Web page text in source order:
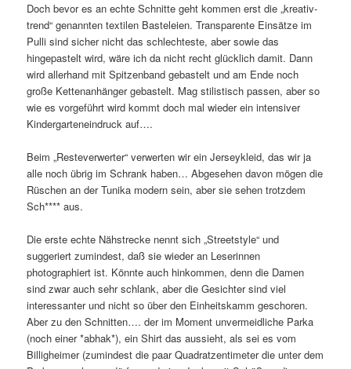
Doch bevor es an echte Schnitte geht kommen erst die „kreativ-
trend“ genannten textilen Basteleien. Transparente Einsätze im
Pulli sind sicher nicht das schlechteste, aber sowie das
hingepastelt wird, wäre ich da nicht recht glücklich damit. Dann
wird allerhand mit Spitzenband gebastelt und am Ende noch
große Kettenanhänger gebastelt. Mag stilistisch passen, aber so
wie es vorgeführt wird kommt doch mal wieder ein intensiver
Kindergarteneindruck auf….
Beim „Resteverwerter“ verwerten wir ein Jerseykleid, das wir ja
alle noch übrig im Schrank haben… Abgesehen davon mögen die
Rüschen an der Tunika modern sein, aber sie sehen trotzdem
Sch**** aus.
Die erste echte Nähstrecke nennt sich „Streetstyle“ und
suggeriert zumindest, daß sie wieder an Leserinnen
photographiert ist. Könnte auch hinkommen, denn die Damen
sind zwar auch sehr schlank, aber die Gesichter sind viel
interessanter und nicht so über den Einheitskamm geschoren.
Aber zu den Schnitten…. der im Moment unvermeidliche Parka
(noch einer *abhak*), ein Shirt das aussieht, als sei es vom
Billigheimer (zumindest die paar Quadratzentimeter die unter dem